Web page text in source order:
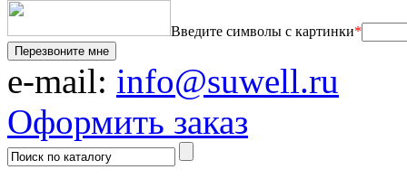
Введите символы с картинки*
Перезвоните мне
e-mail: info@suwell.ru
Оформить заказ